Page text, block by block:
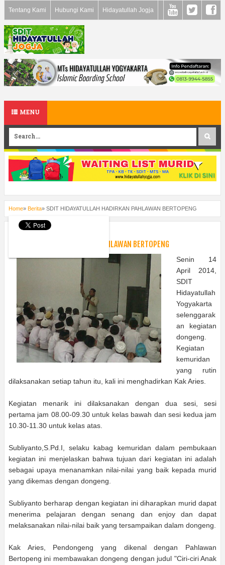
Tentang Kami Hubungi Kami Hidayatullah Jogja
MENU
Home» Berita» SDIT HIDAYATULLAH HADIRKAN PAHLAWAN BERTOPENG
Monday, April 14, 2014
SDIT HIDAYATULLAH HADIRKAN PAHLAWAN BERTOPENG
Senin 14
April 2014,
SDIT
Hidayatullah
Yogyakarta
selenggarak
an kegiatan
dongeng.
Kegiatan
kemuridan
yang rutin
dilaksanakan setiap tahun itu, kali ini menghadirkan Kak Aries.
Kegiatan menarik ini dilaksanakan dengan dua sesi, sesi
pertama jam 08.00-09.30 untuk kelas bawah dan sesi kedua jam
10.30-11.30 untuk kelas atas.
Subliyanto,S.Pd.I, selaku kabag kemuridan dalam pembukaan
kegiatan ini menjelaskan bahwa tujuan dari kegiatan ini adalah
sebagai upaya menanamkan nilai-nilai yang baik kepada murid
yang dikemas dengan dongeng.
Subliyanto berharap dengan kegiatan ini diharapkan murid dapat
menerima pelajaran dengan senang dan enjoy dan dapat
melaksanakan nilai-nilai baik yang tersampaikan dalam dongeng.
Kak Aries, Pendongeng yang dikenal dengan Pahlawan
Bertopeng ini membawakan dongeng dengan judul "Ciri-ciri Anak